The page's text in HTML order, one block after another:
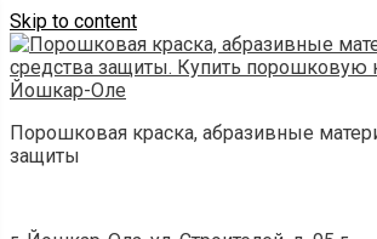
Skip to content
Порошковая краска, абразивные
защиты